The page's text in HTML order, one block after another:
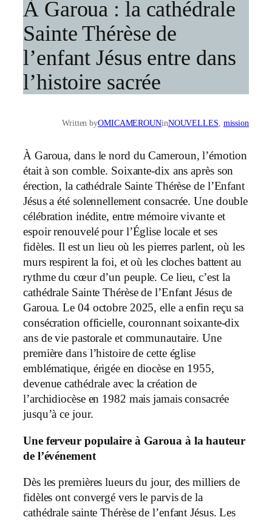
À Garoua : la cathédrale
Sainte Thérèse de
l’enfant Jésus entre dans
l’histoire sacrée
Written byOMICAMEROUNinNOUVELLES mission
À Garoua, dans le nord du Cameroun, l’émotion
était à son comble. Soixante-dix ans après son
érection, la cathédrale Sainte Thérèse de l’Enfant
Jésus a été solennellement consacrée. Une double
célébration inédite, entre mémoire vivante et
espoir renouvelé pour l’Église locale et ses
fidèles. Il est un lieu où les pierres parlent, où les
murs respirent la foi, et où les cloches battent au
rythme du cœur d’un peuple. Ce lieu, c’est la
cathédrale Sainte Thérèse de l’Enfant Jésus de
Garoua. Le 04 octobre 2025, elle a enfin reçu sa
consécration officielle, couronnant soixante-dix
ans de vie pastorale et communautaire. Une
première dans l’histoire de cette église
emblématique, érigée en diocèse en 1955,
devenue cathédrale avec la création de
l’archidiocèse en 1982 mais jamais consacrée
jusqu’à ce jour.
Une ferveur populaire à Garoua à la hauteur
de l’événement
Dès les premières lueurs du jour, des milliers de
fidèles ont convergé vers le parvis de la
cathédrale sainte Thérèse de l’enfant Jésus. Les